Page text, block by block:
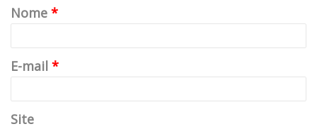
Nome *
E-mail *
Site